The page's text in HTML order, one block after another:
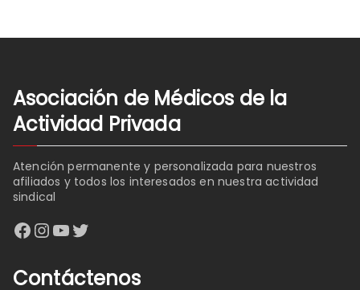
Asociación de Médicos de la
Actividad Privada
Atención permanente y personalizada para nuestros
afiliados y todos los interesados en nuestra actividad
sindical
Facebook
Instagram
YouTube
Twitter
Contáctenos